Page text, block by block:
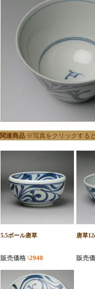
関連商品※写真をクリックする
5.5ボール唐草
販売価格 \2940
唐草
販売